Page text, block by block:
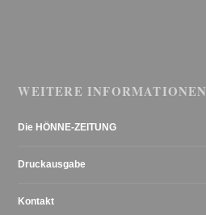
WEITERE INFORMATIONEN
Die HÖNNE-ZEITUNG
Druckausgabe
Kontakt